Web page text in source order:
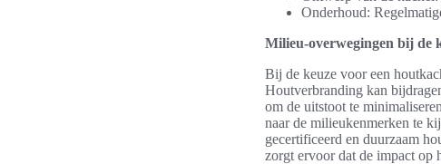
Onderhoud:
Milieu-overwegingen bij de
Bij de keuze voor een
Houtverbranding kan
om de uitstoot te
naar de milieukenmerken te
gecertificeerd en duurzaam
zorgt ervoor dat de impact op